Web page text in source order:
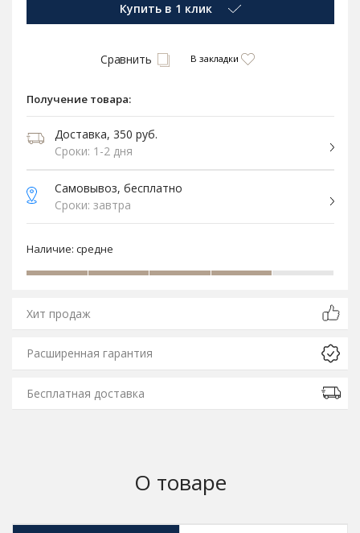
Купить в 1 клик
Сравнить В закладки
Получение товара:
Доставка, 350 руб.
Сроки: 1-2 дня
Самовывоз, бесплатно
Сроки: завтра
Наличие: средне
Хит продаж
Расширенная гарантия
Бесплатная доставка
О товаре